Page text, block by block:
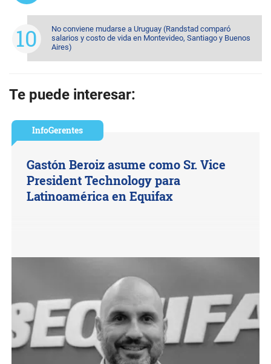
No conviene mudarse a Uruguay (Randstad comparó
salarios y costo de vida en Montevideo, Santiago y Buenos
Aires)
Te puede interesar:
InfoGerentes
Gastón Beroiz asume como Sr. Vice
President Technology para
Latinoamérica en Equifax